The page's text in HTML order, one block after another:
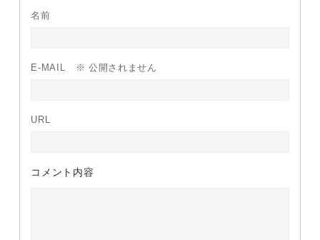
名前
E-MAIL ※ 公開されません
URL
コメント内容